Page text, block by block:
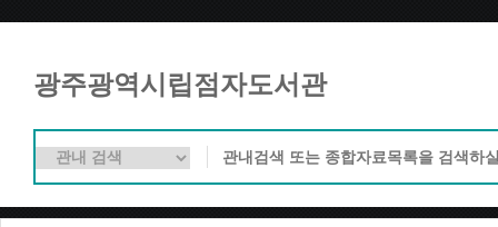
광주광역시립점자도서관